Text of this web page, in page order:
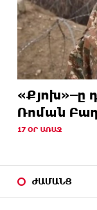
«Քյոխ»–ը
Ռոման
17 ՕՐ ԱՌԱՋ
ԺԱՄԱՆՑ